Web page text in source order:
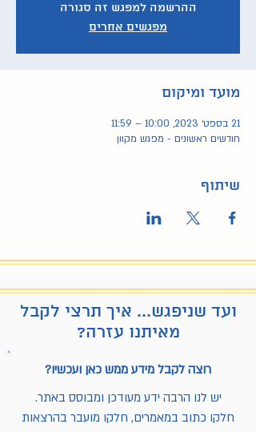
ההרשמה למפגש זה סגורה
מפגשים אחרים
מועד ומיקום
21 בספט׳ 2023, 10:00 – 11:59
חודשים ראשונים - מפגש מקוון
שיתוף
ועד שניפגש... איך תרצי לקבל
מאיתנו עזרה?
רוצה לקבל מידע ממש כאן ועכשיו?
יש לנו הרבה ידע מעודכן ומבוסס באתר.
חלקו כתוב במאמרים, חלקו מועבר בהרצאות